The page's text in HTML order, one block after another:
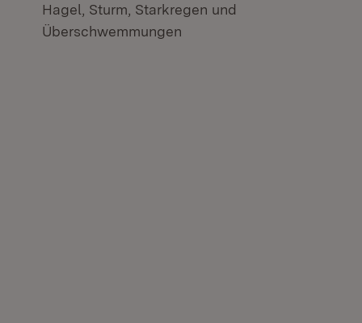
Hagel, Sturm, Starkregen und
Überschwemmungen